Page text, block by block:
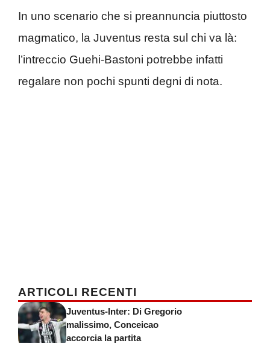
In uno scenario che si preannuncia piuttosto
magmatico, la Juventus resta sul chi va là:
l’intreccio Guehi-Bastoni potrebbe infatti
regalare non pochi spunti degni di nota.
ARTICOLI RECENTI
Juventus-Inter: Di Gregorio
malissimo, Conceicao
accorcia la partita